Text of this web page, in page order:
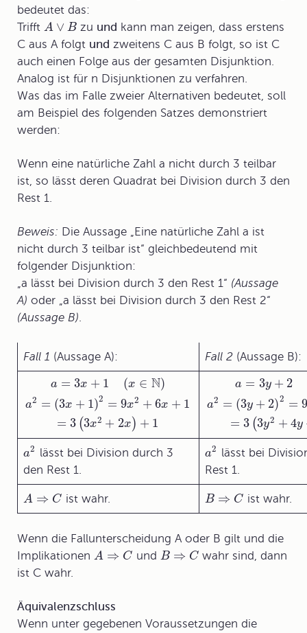
bedeutet das:
Trifft A ∨ B zu und kann man zeigen, dass erstens
C aus A folgt und zweitens C aus B folgt, so ist C
auch einen Folge aus der gesamten Disjunktion.
Analog ist für n Disjunktionen zu verfahren.
Was das im Falle zweier Alternativen bedeutet, soll
am Beispiel des folgenden Satzes demonstriert
werden:
Wenn eine natürliche Zahl a nicht durch 3 teilbar
ist, so lässt deren Quadrat bei Division durch 3 den
Rest 1.
Beweis: Die Aussage „Eine natürliche Zahl a ist
nicht durch 3 teilbar ist“ gleichbedeutend mit
folgender Disjunktion:
„a lässt bei Division durch 3 den Rest 1“ (Aussage
A) oder „a lässt bei Division durch 3 den Rest 2“
(Aussage B)
Fall 1 (Aussage A): Fall 2 (Aussage B):
a = 3x + 1 (x ∈ N)
a2 = (3x + 1)2 = 9x2 + 6x + 1
= 3 (3x2 + 2x) + 1
a = 3y + 2
a2 = (3y + 2)2 =
= 3 (3y2 + 4y
a2 lässt bei Division durch 3
den Rest 1.
a2 lässt bei
Rest 1.
A ⇒ C ist wahr. B ⇒ C ist wahr.
Wenn die Fallunterscheidung A oder B gilt und die
Implikationen A ⇒ C und B ⇒ C wahr sind, dann
ist C wahr.
Äquivalenzschluss
Wenn unter gegebenen Voraussetzungen die